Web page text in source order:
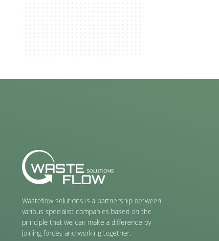
Wasteflow solutions is a partnership between
various specialist companies based on the
principle that we can make a difference by
joining forces and working together.